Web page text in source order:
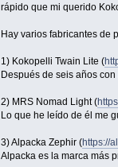
rápido que mi querido
Hay varios fabricantes de
1) Kokopelli Twain Lite (
Después de seis años
2) MRS Nomad Light (
Lo que he leído de él me
3) Alpacka Zephir (https://
Alpacka es la marca más